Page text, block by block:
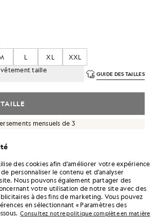
L XL
XXL
vêtement taille
GUIDE DES TAILLES
mensuels de 3
à partir de 70 £
de points ! Cumulez des
à cet achat.
£GB
S'INSCRIRE
des cookies afin d'améliorer votre expérience
personnaliser le contenu et d'analyser
Nous pouvons également partager des
votre utilisation de notre site avec des
à des fins de marketing. Vous pouvez
en sélectionnant « Paramètres des
Consultez notre politique complète en matière